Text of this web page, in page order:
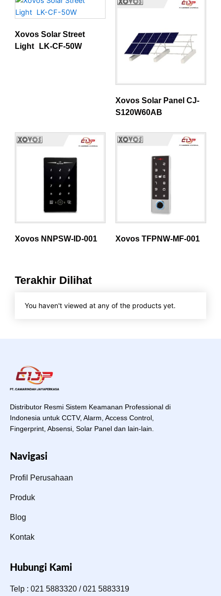
Xovos Solar Street
Light LK-CF-50W
Xovos Solar Panel CJ-
S120W60AB
Xovos NNPSW-ID-001 Xovos TFPNW-MF-001
Terakhir Dilihat
You haven't viewed at any of the products yet.
Distributor Resmi Sistem Keamanan Professional di
Indonesia untuk CCTV, Alarm, Access Control,
Fingerprint, Absensi, Solar Panel dan lain-lain.
Navigasi
Profil Perusahaan
Produk
Blog
Kontak
Hubungi Kami
Telp : 021 5883320 / 021 5883319